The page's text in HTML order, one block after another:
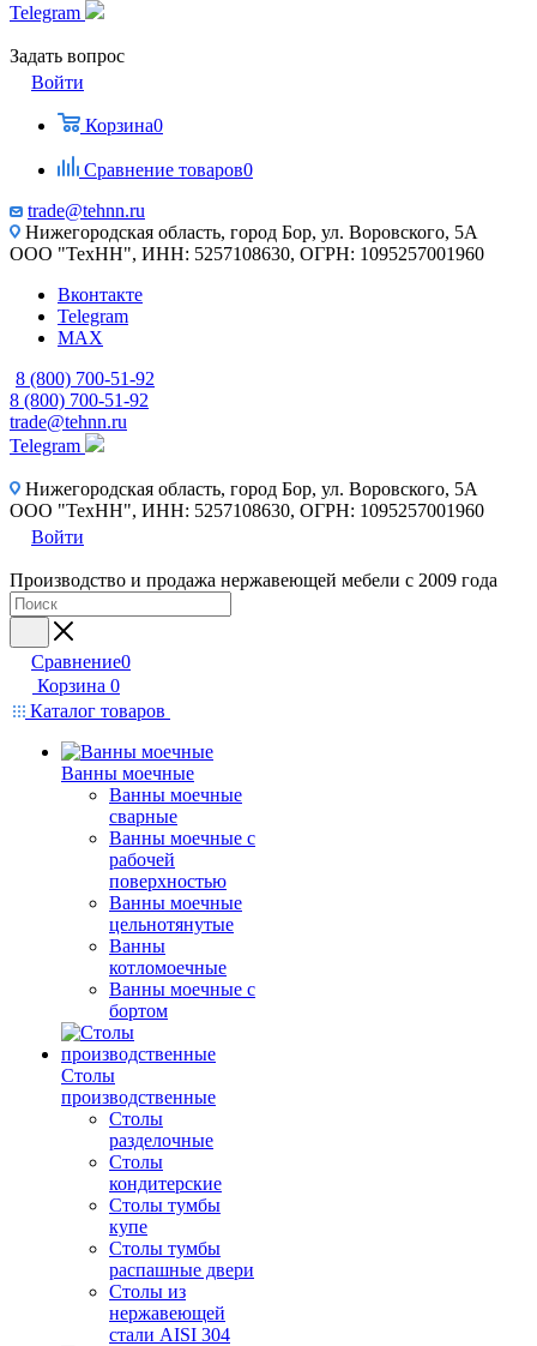
Telegram
Задать вопрос
Войти
Корзина0
Сравнение товаров0
trade@tehnn.ru
Нижегородская область, город Бор, ул. Воровского, 5А
ООО "ТехНН", ИНН: 5257108630, ОГРН: 1095257001960
Вконтакте
Telegram
MAX
8 (800) 700-51-92
8 (800) 700-51-92
trade@tehnn.ru
Telegram
Нижегородская область, город Бор, ул. Воровского, 5А
ООО "ТехНН", ИНН: 5257108630, ОГРН: 1095257001960
Войти
Производство и продажа нержавеющей мебели с 2009 года
Сравнение0
Корзина 0
Каталог товаров
Ванны моечные
Ванны моечные
сварные
Ванны моечные с
рабочей
поверхностью
Ванны моечные
цельнотянутые
Ванны
котломоечные
Ванны моечные с
бортом
Столы
производственные
Столы
разделочные
Столы
кондитерские
Столы тумбы
купе
Столы тумбы
распашные двери
Столы из
нержавеющей
стали AISI 304